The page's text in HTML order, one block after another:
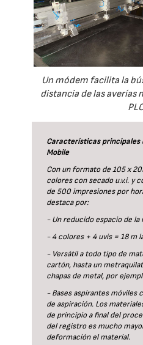
Un módem facilita la
distancia de las averías
Características principales
Mobile
Con un formato de 105 x
colores con secado u.v.i. y
de 500 impresiones por
destaca por:
- Un reducido espacio de la
- 4 colores + 4 uvis = 18 m
- Versátil a todo tipo de
cartón, hasta un
chapas de metal, por
- Bases aspirantes móviles
de aspiración. Los
de principio a final del
del registro es mucho
deformación el material.